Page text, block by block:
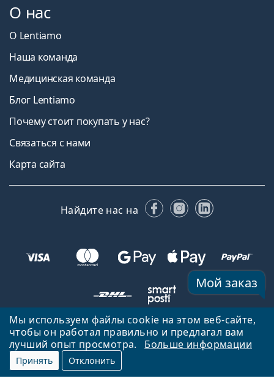
Мы используем файлы cookie на этом веб-сайте,
чтобы он работал правильно и предлагал вам
лучший опыт просмотра.
Больше информации
Принять Отклонить
Мой заказ
О нас
О Lentiamo
Наша команда
Медицинская команда
Блог Lentiamo
Почему стоит покупать у нас?
Связаться с нами
Карта сайта
Найдите нас на FacebookInstagram
LinkedIn
Вернуться на главную страницу
Вверх
Lentiamo.lv принадлежит и управляется Lentiamo s.r.o., Чешская
Республика